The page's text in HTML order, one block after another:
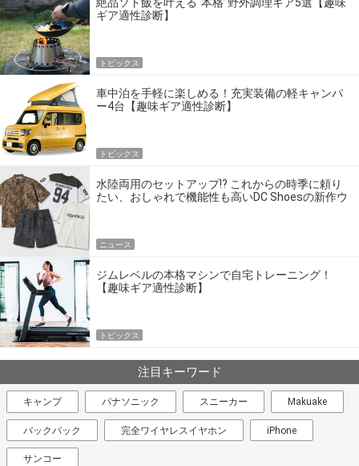
ギア適性診断】
トピックス
車中泊を手軽に楽しめる！充実装備の軽キャンパ
ー4台【趣味ギア適性診断】
トピックス
水陸両用のセットアップ!? これからの時季に頼り
たい、おしゃれで機能性も高いDC Shoesの新作ウ
ニュース
ジムレベルの本格マシンで自宅トレーニング！
【趣味ギア適性診断】
トピックス
注目キーワード
キャンプ パナソニック スニーカー Makuake
バックパック 完全ワイヤレスイヤホン iPhone
サンコー